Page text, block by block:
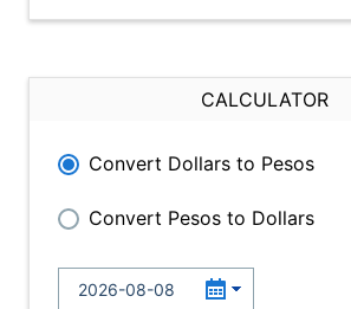
CALCULATOR
Convert Dollars to Pesos
Convert Pesos to Dollars